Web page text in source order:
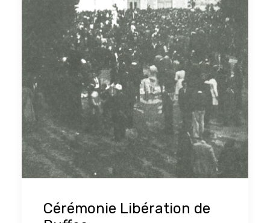
Cérémonie Libération de